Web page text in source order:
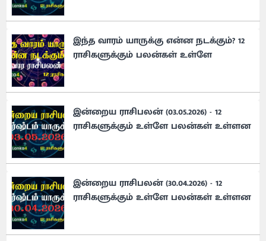
இந்த வாரம் யாருக்கு என்ன நடக்கும்? 12
ராசிகளுக்கும் பலன்கள் உள்ளே
இன்றைய ராசிபலன் (03.05.2026) - 12
ராசிகளுக்கும் உள்ளே பலன்கள் உள்ளன
இன்றைய ராசிபலன் (30.04.2026) - 12
ராசிகளுக்கும் உள்ளே பலன்கள் உள்ளன